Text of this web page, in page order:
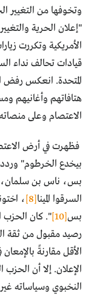
وتخوفها من التغيير
"إعلان الحرية
الأمريكية وتكررت
قيادات تحالف نداء
المتحدة. انعكس رفض
هتافاتهم وأغانيهم
الاعتصام وعلى
فظهرت في أرض
بيخدع الخرطوم" وردد
بس، ناس بن سلمان،
السرقوا المينا[8] ،
بس[10]
". كان الحزب
رصيد مقبول من ثقة
الأقل مقارنةً
الإعلان. إلا أن
النخبوي وسياساته